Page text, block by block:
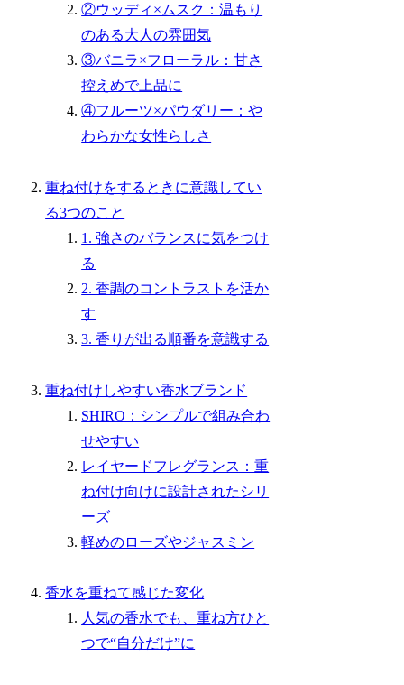
②ウッディ×ムスク：温もり
のある大人の雰囲気
③バニラ×フローラル：甘さ
控えめで上品に
④フルーツ×パウダリー：や
わらかな女性らしさ
重ね付けをするときに意識してい
る3つのこと
1. 強さのバランスに気をつけ
る
2. 香調のコントラストを活か
す
3. 香りが出る順番を意識する
重ね付けしやすい香水ブランド
SHIRO：シンプルで組み合わ
せやすい
レイヤードフレグランス：重
ね付け向けに設計されたシリ
ーズ
軽めのローズやジャスミン
香水を重ねて感じた変化
人気の香水でも、重ね方ひと
つで“自分だけ”に